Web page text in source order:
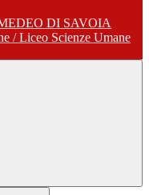
DI SAVOIA
/ Liceo Scienze Umane